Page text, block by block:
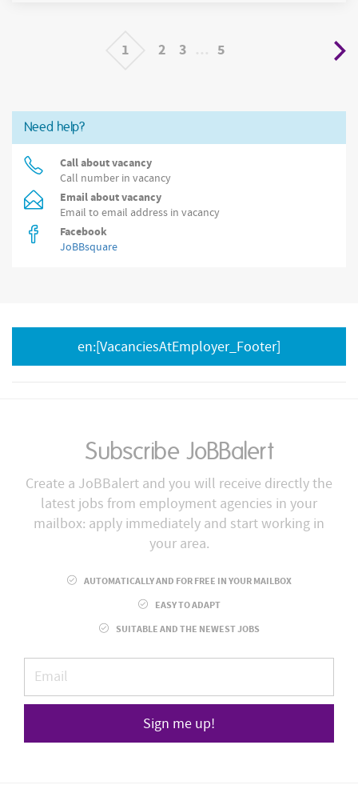
1 2 3 5
Need help?
Call about vacancy
Call number in vacancy
Email about vacancy
Email to email address in vacancy
Facebook
JoBBsquare
en:[VacanciesAtEmployer_Footer]
Subscribe JoBBalert
Create a JoBBalert and you will receive directly the
latest jobs from employment agencies in your
mailbox: apply immediately and start working in
your area.
AUTOMATICALLY AND FOR FREE IN YOUR MAILBOX
EASY TO ADAPT
SUITABLE AND THE NEWEST JOBS
Sign me up!